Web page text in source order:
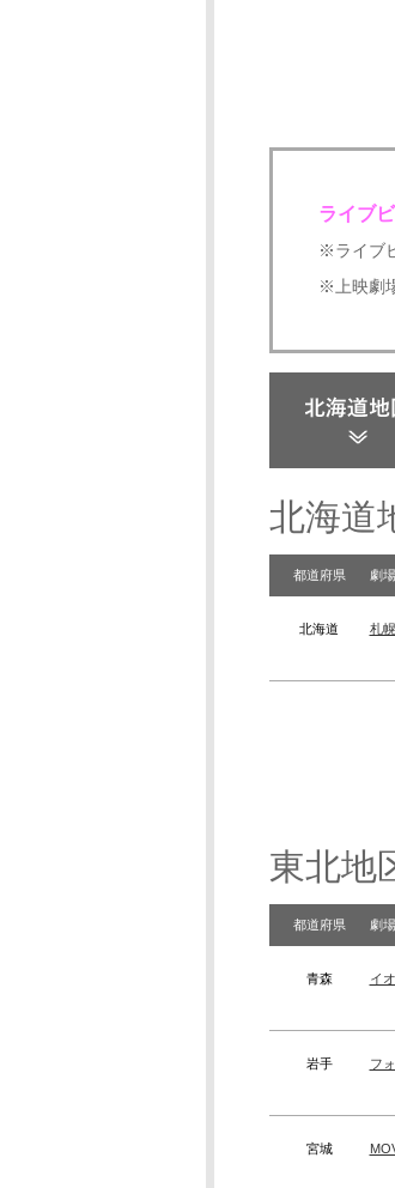
ライブ
※ライブ
※上映劇
北海道
都道府県 劇
北海道 札
東北地
都道府県 劇
青森 イ
岩手 フ
宮城